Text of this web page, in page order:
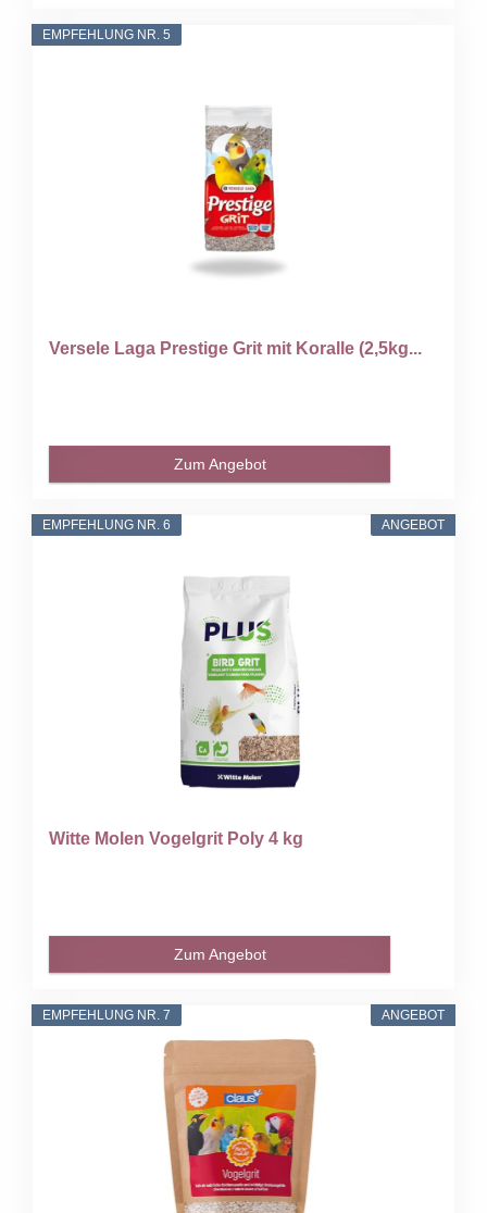
EMPFEHLUNG NR. 5
Versele Laga Prestige Grit mit Koralle (2,5kg...
Zum Angebot
ANGEBOT
EMPFEHLUNG NR. 6
Witte Molen Vogelgrit Poly 4 kg
Zum Angebot
ANGEBOT
EMPFEHLUNG NR. 7